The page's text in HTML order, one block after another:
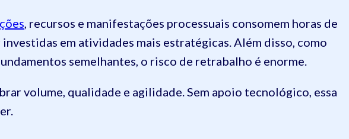
, recursos e manifestações processuais consomem horas de
em atividades mais estratégicas. Além disso, como
semelhantes, o risco de retrabalho é enorme.
volume, qualidade e agilidade. Sem apoio tecnológico, essa